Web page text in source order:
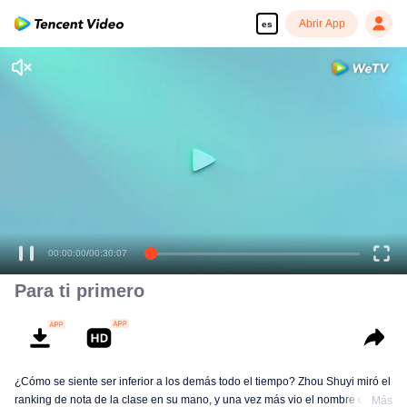
es Abrir App
00:00:00/00:30:07
Para ti primero
¿Cómo se siente ser inferior a los demás todo el tiempo? Zhou Shuyi miró el
ranking de nota de la clase en su mano, y una vez más vio el nombre de
Más